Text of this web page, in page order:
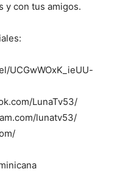
y con tus amigos.
UCGwWOxK_ieUU-
LunaTv53/
lunatv53/